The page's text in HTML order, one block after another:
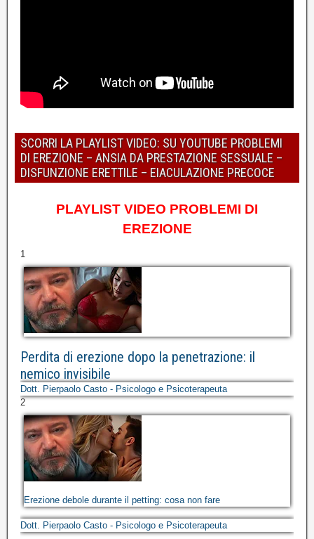
SCORRI LA PLAYLIST VIDEO: SU YOUTUBE PROBLEMI
DI EREZIONE – ANSIA DA PRESTAZIONE SESSUALE –
DISFUNZIONE ERETTILE – EIACULAZIONE PRECOCE
PLAYLIST VIDEO PROBLEMI DI
EREZIONE
1
Perdita di erezione dopo la penetrazione: il
nemico invisibile
Dott. Pierpaolo Casto - Psicologo e Psicoterapeuta
2
Erezione debole durante il petting: cosa non fare
Dott. Pierpaolo Casto - Psicologo e Psicoterapeuta